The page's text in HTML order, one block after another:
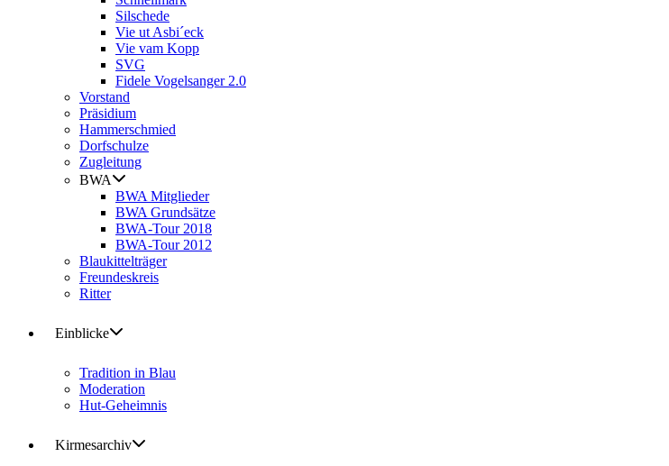
Silschede
Vie ut Asbi´eck
Vie vam Kopp
SVG
Fidele Vogelsanger 2.0
Vorstand
Präsidium
Hammerschmied
Dorfschulze
Zugleitung
BWA
BWA Mitglieder
BWA Grundsätze
BWA-Tour 2018
BWA-Tour 2012
Blaukittelträger
Freundeskreis
Ritter
Einblicke
Tradition in Blau
Moderation
Hut-Geheimnis
Kirmesarchiv